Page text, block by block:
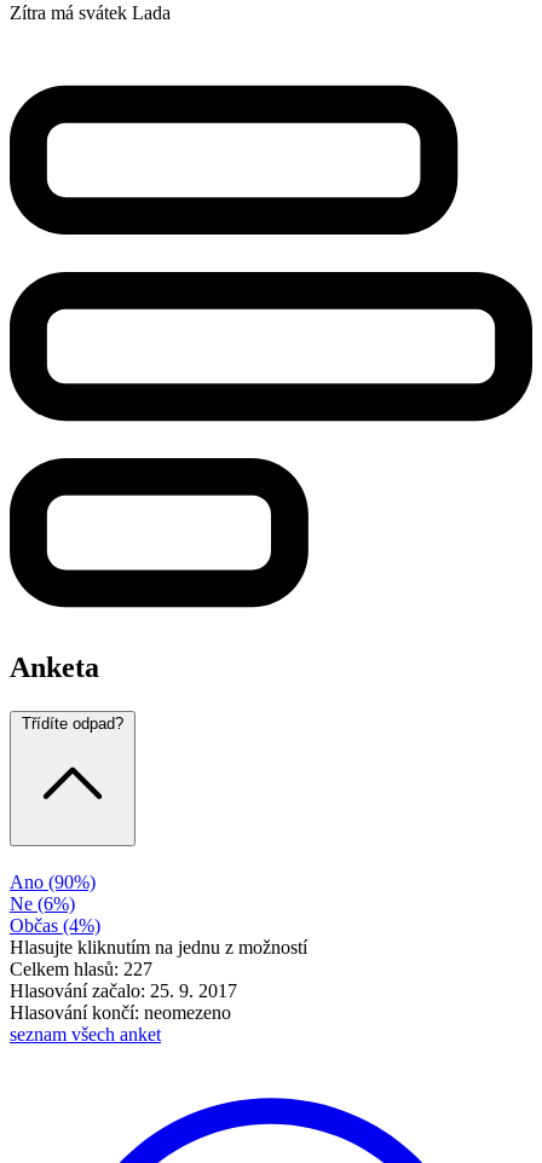
Zítra má svátek Lada
Anketa
Třídíte odpad?
Ano (90%)
Ne (6%)
Občas (4%)
Hlasujte kliknutím na jednu z možností
Celkem hlasů: 227
Hlasování začalo: 25. 9. 2017
Hlasování končí: neomezeno
seznam všech anket